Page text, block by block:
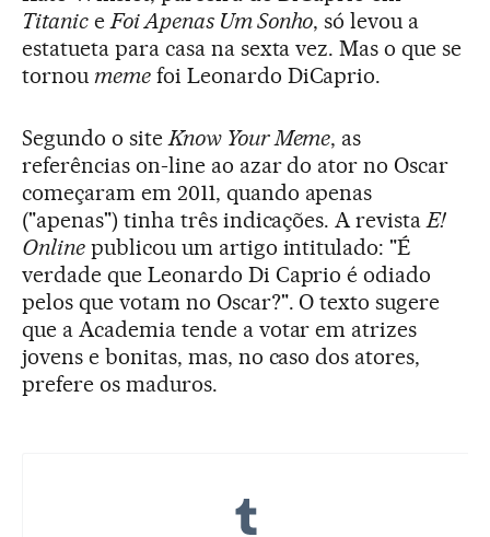
TitaniceFoi Apenas Um Sonho, só levou a
estatueta para casa na sexta vez. Mas o que se
tornou memefoi Leonardo DiCaprio.
Segundo o siteKnow Your Meme, as
referências on-line ao azar do ator no Oscar
começaram em 2011, quando apenas
("apenas") tinha três indicações. A revistaE!
Onlinepublicou um artigo intitulado: "É
verdade que Leonardo Di Caprio é odiado
pelos que votam no Oscar?". O texto sugere
que a Academia tende a votar em atrizes
jovens e bonitas, mas, no caso dos atores,
prefere os maduros.